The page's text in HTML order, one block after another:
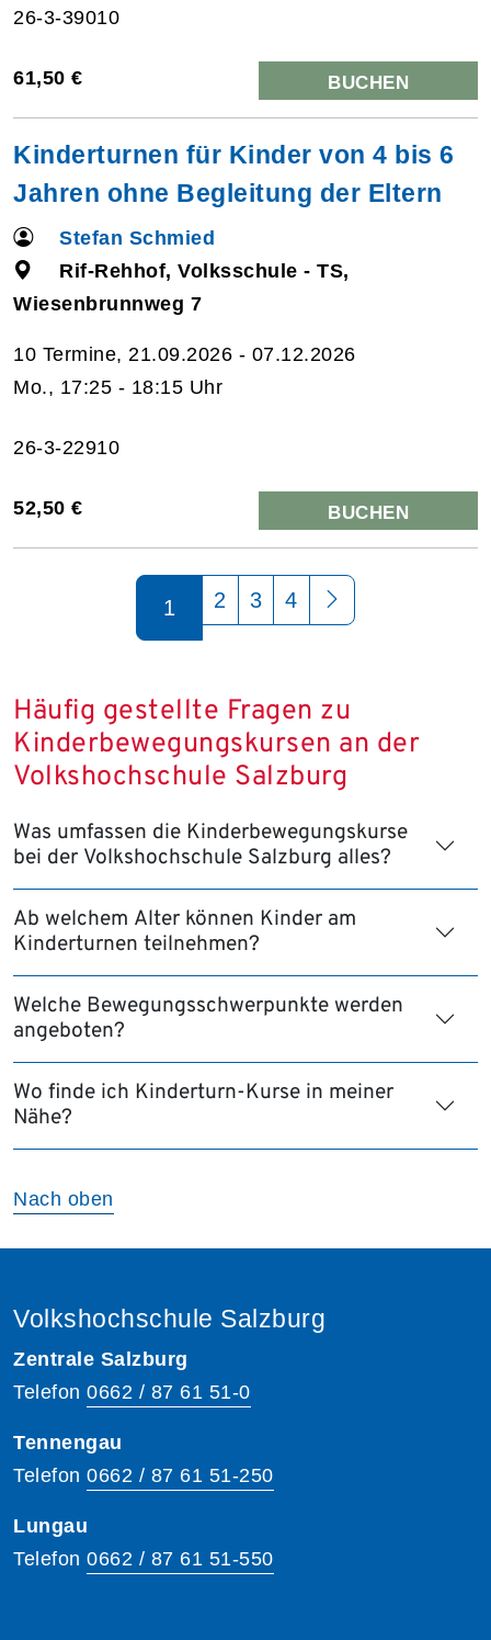
26-3-39010
61,50 € BUCHEN
Kinderturnen für Kinder von 4 bis 6
Jahren ohne Begleitung der Eltern
Stefan Schmied
Rif-Rehhof, Volksschule - TS,
Wiesenbrunnweg 7
10 Termine, 21.09.2026 - 07.12.2026
Mo., 17:25 - 18:15 Uhr
26-3-22910
52,50 € BUCHEN
1 2 3 4
Häufig gestellte Fragen zu
Kinderbewegungskursen an der
Volkshochschule Salzburg
Was umfassen die Kinderbewegungskurse
bei der Volkshochschule Salzburg alles?
Ab welchem Alter können Kinder am
Kinderturnen teilnehmen?
Welche Bewegungsschwerpunkte werden
angeboten?
Wo finde ich Kinderturn-Kurse in meiner
Nähe?
Nach oben
Volkshochschule Salzburg
Zentrale Salzburg
Telefon 0662 / 87 61 51-0
Tennengau
Telefon 0662 / 87 61 51-250
Lungau
Telefon 0662 / 87 61 51-550